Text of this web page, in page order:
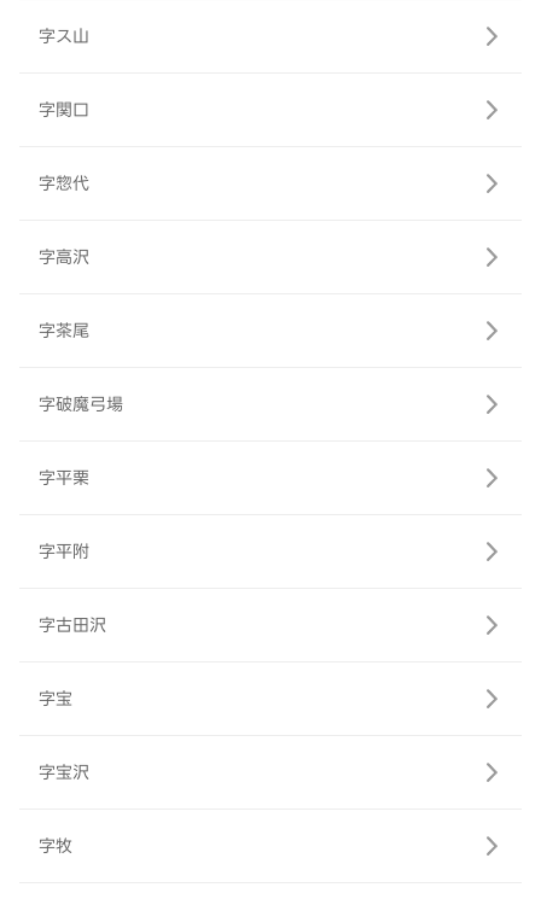
字ス山
字関口
字惣代
字高沢
字茶尾
字破魔弓場
字平栗
字平附
字古田沢
字宝
字宝沢
字牧